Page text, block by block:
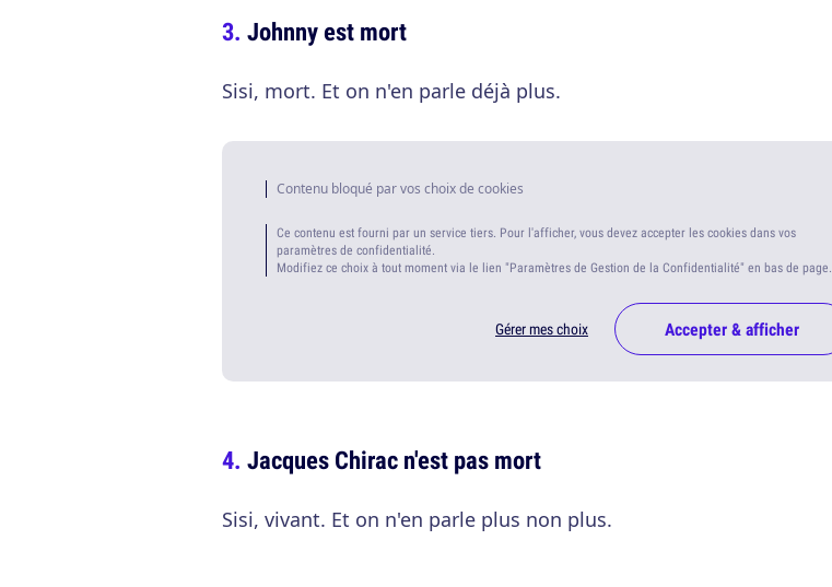
Johnny est mort
Sisi, mort. Et on n'en parle déjà plus.
Contenu bloqué par vos choix de cookies
Ce contenu est fourni par un service tiers. Pour l'afficher, vous devez accepter les cookies dans vos
paramètres de confidentialité.
Modifiez ce choix à tout moment via le lien "Paramètres de Gestion de la Confidentialité" en bas de page.
Gérer mes choix Accepter & afficher
Jacques Chirac n'est pas mort
Sisi, vivant. Et on n'en parle plus non plus.